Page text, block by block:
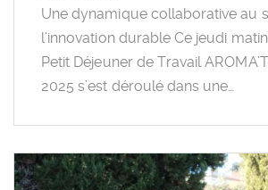
Une dynamique collaborative au
l’innovation durable Ce jeudi
Petit Déjeuner de Travail
2025 s’est déroulé dans une…